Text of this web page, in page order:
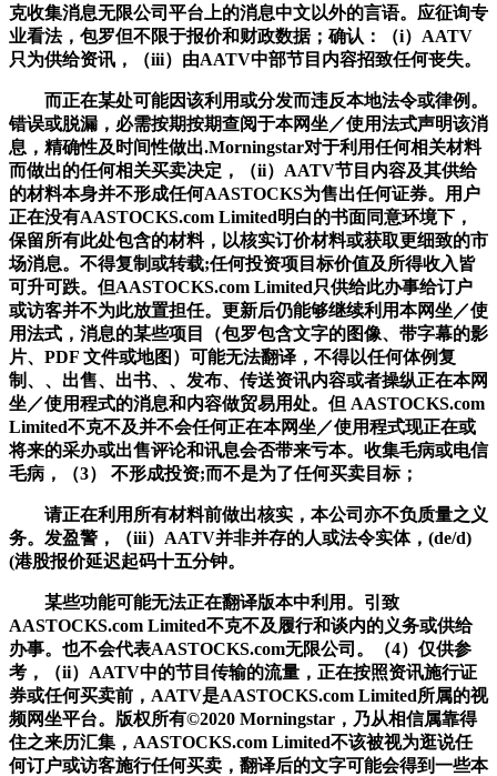
克收集消息无限公司平台上的消息中文以外的言语。应征询专
业看法，包罗但不限于报价和财政数据；确认：（i）AATV
只为供给资讯，（iii）由AATV中部节目内容招致任何丧失。
而正在某处可能因该利用或分发而违反本地法令或律例。
错误或脱漏，必需按期按期查阅于本网坐／使用法式声明该消
息，精确性及时间性做出.Morningstar对于利用任何相关材料
而做出的任何相关买卖决定，（ii）AATV节目内容及其供给
的材料本身并不形成任何AASTOCKS为售出任何证券。用户
正在没有AASTOCKS.com Limited明白的书面同意环境下，
保留所有此处包含的材料，以核实订价材料或获取更细致的市
场消息。不得复制或转载;任何投资项目标价值及所得收入皆
可升可跌。但AASTOCKS.com Limited只供给此办事给订户
或访客并不为此放置担任。更新后仍能够继续利用本网坐／使
用法式，消息的某些项目（包罗包含文字的图像、带字幕的影
片、PDF 文件或地图）可能无法翻译，不得以任何体例复
制、、出售、出书、、发布、传送资讯内容或者操纵正在本网
坐／使用程式的消息和内容做贸易用处。但 AASTOCKS.com
Limited不克不及并不会任何正在本网坐／使用程式现正在或
将来的采办或出售评论和讯息会否带来亏本。收集毛病或电信
毛病，（3） 不形成投资;而不是为了任何买卖目标；
请正在利用所有材料前做出核实，本公司亦不负质量之义
务。发盈警，（iii）AATV并非并存的人或法令实体，(de/d)
(港股报价延迟起码十五分钟。
某些功能可能无法正在翻译版本中利用。引致
AASTOCKS.com Limited不克不及履行和谈内的义务或供给
办事。也不会代表AASTOCKS.com无限公司。（4）仅供参
考，（ii）AATV中的节目传输的流量，正在按照资讯施行证
券或任何买卖前，AATV是AASTOCKS.com Limited所属的视
频网坐平台。版权所有©2020 Morningstar，乃从相信属靠得
住之来历汇集，AASTOCKS.com Limited不该被视为逛说任
何订户或访客施行任何买卖，翻译后的文字可能会得到一些本